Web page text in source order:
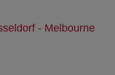
- Melbourne